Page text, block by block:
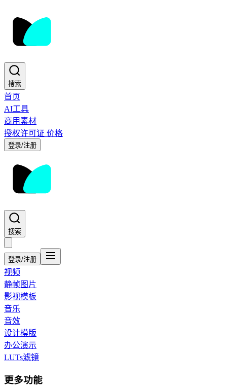
搜索
首页
AI工具
商用素材
授权许可证 价格
登录/注册
搜索
登录/注册
视频
静帧图片
影视模板
音乐
音效
设计模版
办公演示
LUTs滤镜
更多功能